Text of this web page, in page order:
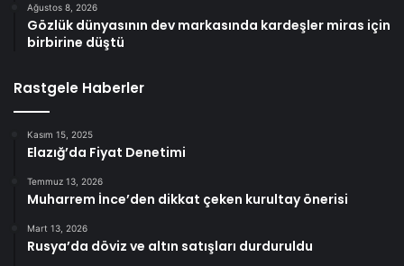
Ağustos 8, 2026
Gözlük dünyasının dev markasında kardeşler miras için
birbirine düştü
Rastgele Haberler
Kasım 15, 2025
Elazığ’da Fiyat Denetimi
Temmuz 13, 2026
Muharrem İnce’den dikkat çeken kurultay önerisi
Mart 13, 2026
Rusya’da döviz ve altın satışları durduruldu